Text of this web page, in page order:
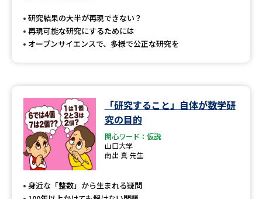
先輩が入学を決めた理由 テレメール全国一斉進学調査
新生活お役立ちガイド
研究結果の大半が再現できない？
再現可能な研究にするためには
オープンサイエンスで、多様で公正な研究を
「研究すること」自体が数学研
究の目的
関心ワード：仮説
山口大学
南出 真 先生
身近な「整数」から生まれる疑問